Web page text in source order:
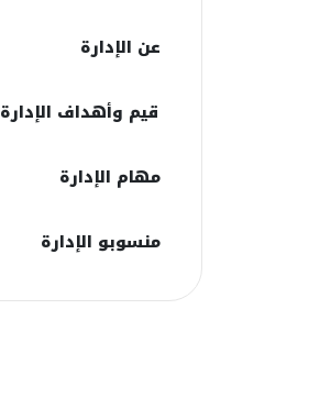
عن الإدارة
قيم وأهداف الإدارة
مهام الإدارة
منسوبو الإدارة